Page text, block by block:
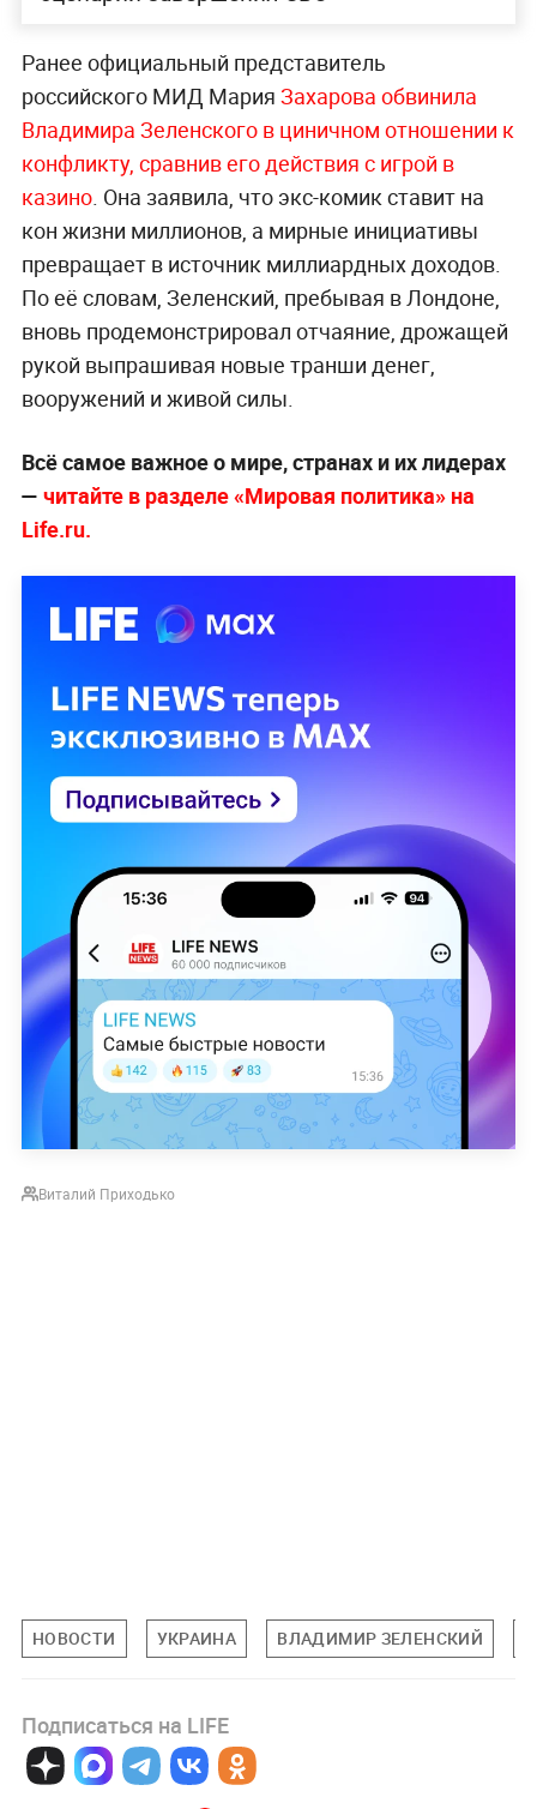
Ранее официальный представитель
российского МИД Мария Захарова обвинила
Владимира Зеленского в циничном отношении к
конфликту, сравнив его действия с игрой в
казино. Она заявила, что экс-комик ставит на
кон жизни миллионов, а мирные инициативы
превращает в источник миллиардных доходов.
По её словам, Зеленский, пребывая в Лондоне,
вновь продемонстрировал отчаяние, дрожащей
рукой выпрашивая новые транши денег,
вооружений и живой силы.
Всё самое важное о мире, странах и их лидерах
— читайте в разделе «Мировая политика» на
Life.ru.
Виталий Приходько
НОВОСТИ УКРАИНА ВЛАДИМИР ЗЕЛЕНСКИЙ
Подписаться на LIFE